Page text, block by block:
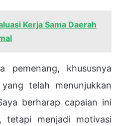
Kerja Sama Daerah
pemenang, khususnya
telah menunjukkan
berharap capaian ini
menjadi motivasi